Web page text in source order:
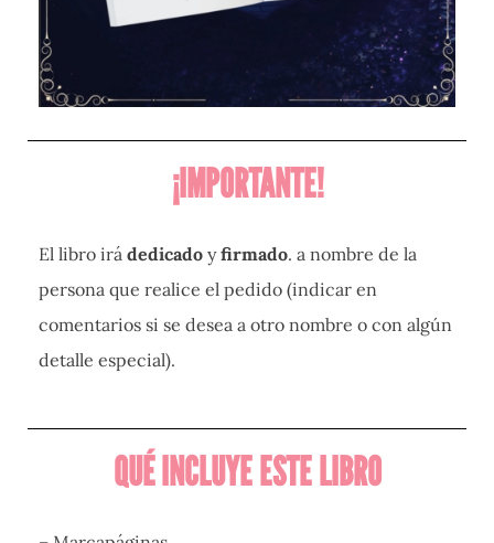
¡IMPORTANTE!
El libro irá dedicado yfirmado. a nombre de la
persona que realice el pedido (indicar en
comentarios si se desea a otro nombre o con algún
detalle especial).
QUÉ INCLUYE ESTE LIBRO